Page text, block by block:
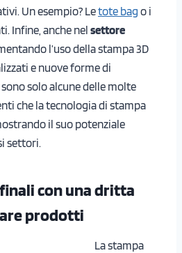
Un esempio? Letote bag o i
Infine, anche nel settore
l’uso della stampa 3D
e nuove forme di
solo alcune delle molte
che la tecnologia di stampa
il suo potenziale
settori.
con una dritta
prodotti
La stampa